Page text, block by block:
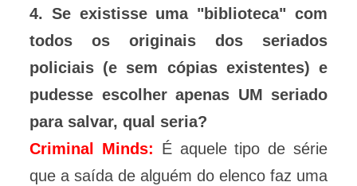
4. Se existisse uma "biblioteca" com
todos os originais dos seriados
policiais (e sem cópias existentes) e
pudesse escolher apenas UM seriado
para salvar, qual seria?
Criminal Minds: É aquele tipo de série
que a saída de alguém do elenco faz uma